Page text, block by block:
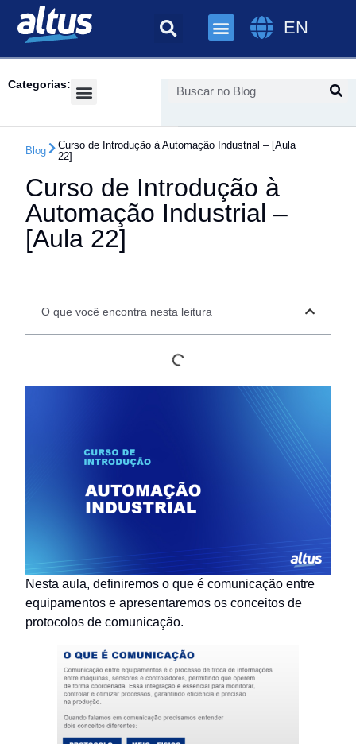
EN
Categorias:
Blog
Curso de Introdução à Automação Industrial – [Aula
22]
Curso de Introdução à
Automação Industrial –
[Aula 22]
O que você encontra nesta leitura
Nesta aula, definiremos o que é comunicação entre
equipamentos e apresentaremos os conceitos de
protocolos de comunicação.